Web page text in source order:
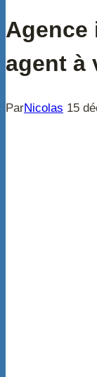
Agence
agent à
ParNicolas 15